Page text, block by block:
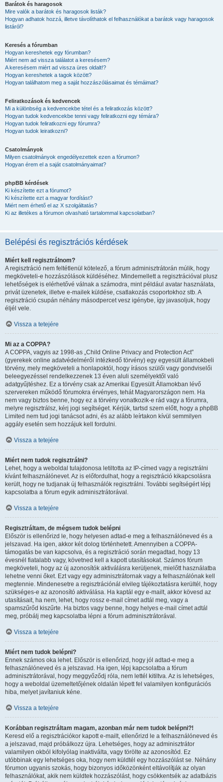
Barátok és haragosok
Mire valók a barátok és haragosok listák?
Hogyan adhatok hozzá, illetve távolíthatok el felhasználókat a barátok vagy haragosok
listáról?
Keresés a fórumban
Hogyan kereshetek egy fórumban?
Miért nem ad vissza találatot a keresésem?
A keresésem miért ad vissza üres oldalt!?
Hogyan kereshetek a tagok között?
Hogyan találhatom meg a saját hozzászólásaimat és témáimat?
Feliratkozások és kedvencek
Mi a különbség a kedvencekbe tétel és a feliratkozás között?
Hogyan tudok kedvencekbe tenni vagy feliratkozni egy témára?
Hogyan tudok feliratkozni egy fórumra?
Hogyan tudok leiratkozni?
Csatolmányok
Milyen csatolmányok engedélyezettek ezen a fórumon?
Hogyan érem el a saját csatolmányaimat?
phpBB kérdések
Ki készítette ezt a fórumot?
Ki készítette ezt a magyar fordítást?
Miért nem érhető el az X szolgáltatás?
Ki az illetékes a fórumon olvasható tartalommal kapcsolatban?
Belépési és regisztrációs kérdések
Miért kell regisztrálnom?
A regisztráció nem feltétlenül kötelező, a fórum adminisztrátorán múlik, hogy
megköveteli-e hozzászólások küldéséhez. Mindemellett a regisztrációval plusz
lehetőségek is elérhetővé válnak a számodra, mint például avatar használata,
privát üzenetek, illetve e-mailek küldése, csatlakozás csoportokhoz stb. A
regisztráció csupán néhány másodpercet vesz igénybe, így javasoljuk, hogy
éljél vele.
Vissza a tetejére
Mi az a COPPA?
A COPPA, vagyis az 1998-as „Child Online Privacy and Protection Act”
(gyerekek online adatvédelméről intézkedő törvény) egy egyesült államokbeli
törvény, mely megköveteli a honlapoktól, hogy írásos szülői vagy gondviselői
beleegyezéssel rendelkezzenek 13 éven aluli személyektől való
adatgyűjtéshez. Ez a törvény csak az Amerikai Egyesült Államokban lévő
szervereken működő fórumokra érvényes, tehát Magyarországon nem. Ha
nem vagy biztos benne, hogy ez a törvény vonatkozik-e rád vagy a fórumra,
melyre regisztrálsz, kérj jogi segítséget. Kérjük, tartsd szem előtt, hogy a phpBB
Limited nem tud jogi tanácsot adni, és az alább leírtakon kívül semmilyen
aggály esetén sem hozzájuk kell fordulni.
Vissza a tetejére
Miért nem tudok regisztrálni?
Lehet, hogy a weboldal tulajdonosa letiltotta az IP-címed vagy a regisztrálni
kívánt felhasználónevet. Az is előfordulhat, hogy a regisztráció kikapcsolásra
került, hogy ne tudjanak új felhasználók regisztrálni. További segítségért lépj
kapcsolatba a fórum egyik adminisztrátorával.
Vissza a tetejére
Regisztráltam, de mégsem tudok belépni
Először is ellenőrizd le, hogy helyesen adtad-e meg a felhasználóneved és a
jelszavad. Ha igen, akkor két dolog történhetett. Amennyiben a COPPA-
támogatás be van kapcsolva, és a regisztráció során megadtad, hogy 13
évesnél fiatalabb vagy, követned kell a kapott utasításokat. Számos fórum
megköveteli, hogy az új azonosítók aktiválásra kerüljenek, mielőtt használatba
lehetne venni őket. Ezt vagy egy adminisztrátornak vagy a felhasználónak kell
megtennie. Mindenesetre a regisztrációnál elvileg tájékoztatásra kerültél, hogy
szükséges-e az azonosító aktiválása. Ha kaptál egy e-mailt, akkor kövesd az
utasításait, ha nem, lehet, hogy rossz e-mail címet adtál meg, vagy a
spamszűrőd kiszűrte. Ha biztos vagy benne, hogy helyes e-mail címet adtál
meg, próbálj meg kapcsolatba lépni a fórum adminisztrátorával.
Vissza a tetejére
Miért nem tudok belépni?
Ennek számos oka lehet. Először is ellenőrizd, hogy jól adtad-e meg a
felhasználóneved és a jelszavad. Ha igen, lépj kapcsolatba a fórum
adminisztrátorával, hogy meggyőződj róla, nem lettél kitiltva. Az is lehetséges,
hogy a weboldal üzemeltetőjének oldalán lépett fel valamilyen konfigurációs
hiba, melyet javítaniuk kéne.
Vissza a tetejére
Korábban regisztráltam magam, azonban már nem tudok belépni?!
Keresd elő a regisztrációkor kapott e-mailt, ellenőrizd le a felhasználóneved és
a jelszavad, majd próbálkozz újra. Lehetséges, hogy az adminisztrátor
valamilyen okból kifolyólag inaktiválta, vagy törölte az azonosítód. Ez
utóbbinak egy lehetséges oka, hogy nem küldtél egy hozzászólást se. Néhány
fórumon ugyanis szokás, hogy bizonyos időközönként eltávolítják az olyan
felhasználókat, akik nem küldtek hozzászólást, hogy csökkentsék az adatbázis